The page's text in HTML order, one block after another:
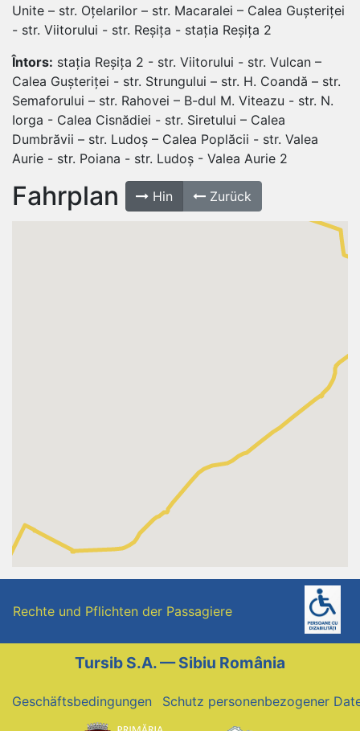
Unite – str. Oțelarilor – str. Macaralei – Calea Gușteriței
- str. Viitorului - str. Reșița - stația Reșița 2
Întors: stația Reșița 2 - str. Viitorului - str. Vulcan –
Calea Gușteriței - str. Strungului – str. H. Coandă – str.
Semaforului – str. Rahovei – B-dul M. Viteazu - str. N.
Iorga - Calea Cisnădiei - str. Siretului – Calea
Dumbrăvii – str. Ludoș – Calea Poplăcii - str. Valea
Aurie - str. Poiana - str. Ludoș - Valea Aurie 2
Fahrplan Hin Zurück
Rechte und Pflichten der Passagiere
Tursib S.A. — Sibiu România
Geschäftsbedingungen Schutz personenbezogener